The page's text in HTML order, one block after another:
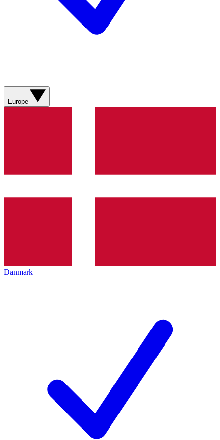
Europe
Danmark